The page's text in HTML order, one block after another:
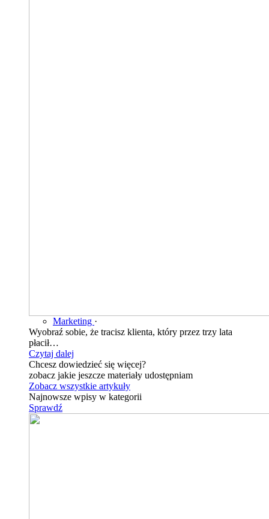
Marketing ·
Wyobraź sobie, że tracisz klienta, który przez trzy lata
płacił…
Czytaj dalej
Chcesz dowiedzieć się więcej?
zobacz jakie jeszcze materiały udostępniam
Zobacz wszystkie artykuły
Najnowsze wpisy w kategorii
Sprawdź